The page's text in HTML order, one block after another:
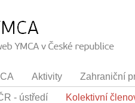
Aktivity Zahraniční
- ústředí
Kolektivní